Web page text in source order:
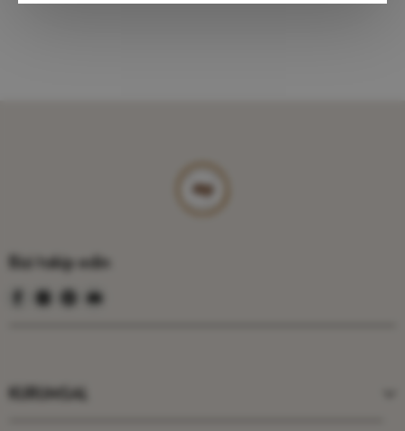
Bizi takip edin
KURUMSAL